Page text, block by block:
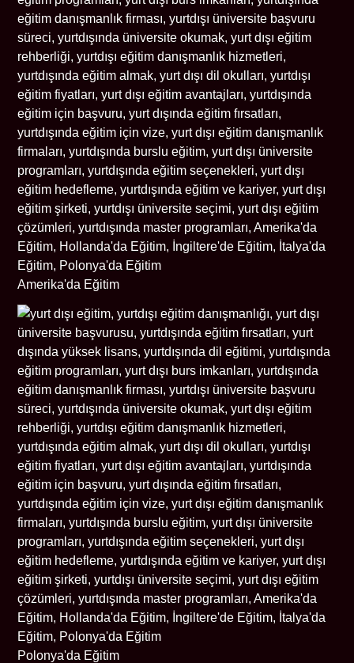
Amerika'da Eğitim
Polonya'da Eğitim